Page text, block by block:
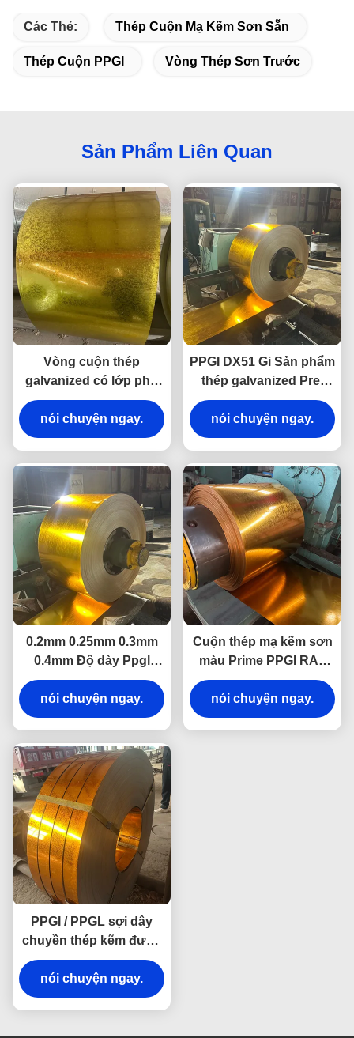
Các Thẻ: Thép Cuộn Mạ Kẽm Sơn Sẵn
Thép Cuộn PPGI Vòng Thép Sơn Trước
Sản Phẩm Liên Quan
Vòng cuộn thép
galvanized có lớp phủ
màu sơn trước ASTM
SGCC SGCD Vòng
cuộn PPGI đắm nóng
nói chuyện ngay.
PPGI DX51 Gi Sản phẩm
thép galvanized Pre-
Painted Coils Cold Pre-
Painted
nói chuyện ngay.
0.2mm 0.25mm 0.3mm
0.4mm Độ dày Ppgl
Ppgi Cuộn thép sơn
trước cho mái nhà
nói chuyện ngay.
Cuộn thép mạ kẽm sơn
màu Prime PPGI RAL
3019 RAL 3020 Tấm
thép mạ kẽm sơn sẵn
dạng cuộn
nói chuyện ngay.
PPGI / PPGL sợi dây
chuyền thép kẽm được
sơn trước cho tòa nhà
xây dựng
nói chuyện ngay.